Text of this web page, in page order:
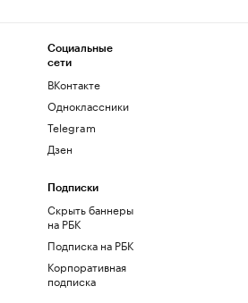
Социальные
сети
ВКонтакте
Одноклассники
Telegram
Дзен
Подписки
Скрыть баннеры
на РБК
Подписка на РБК
Корпоративная
подписка